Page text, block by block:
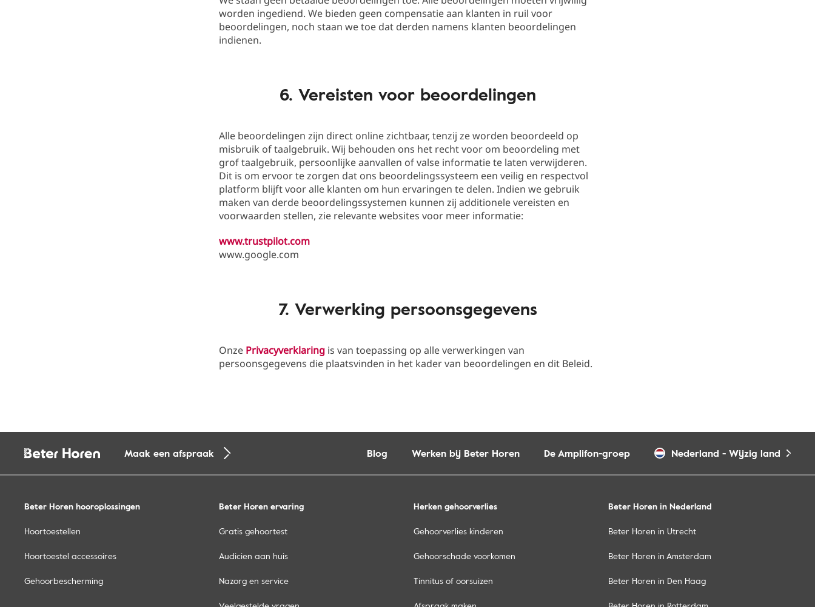
worden ingediend. We bieden geen compensatie aan klanten in ruil voor
beoordelingen, noch staan we toe dat derden namens klanten beoordelingen
indienen.
6. Vereisten voor beoordelingen
Alle beoordelingen zijn direct online zichtbaar, tenzij ze worden beoordeeld op
misbruik of taalgebruik. Wij behouden ons het recht voor om beoordeling met
grof taalgebruik, persoonlijke aanvallen of valse informatie te laten verwijderen.
Dit is om ervoor te zorgen dat ons beoordelingssysteem een veilig en respectvol
platform blijft voor alle klanten om hun ervaringen te delen. Indien we gebruik
maken van derde beoordelingssystemen kunnen zij additionele vereisten en
voorwaarden stellen, zie relevante websites voor meer informatie:
www.trustpilot.com
www.google.com
7. Verwerking persoonsgegevens
Onze Privacyverklaring is van toepassing op alle verwerkingen van
persoonsgegevens die plaatsvinden in het kader van beoordelingen en dit Beleid.
Maak een afspraak Blog Werken bij Beter Horen De Amplifon-groep Nederland - Wijzig land
Beter Horen hooroplossingen
Hoortoestellen
Hoortoestel accessoires
Gehoorbescherming
Beter Horen ervaring
Gratis gehoortest
Audicien aan huis
Nazorg en service
Herken gehoorverlies
Gehoorverlies kinderen
Gehoorschade voorkomen
Tinnitus of oorsuizen
Beter Horen in Nederland
Beter Horen in Utrecht
Beter Horen in Amsterdam
Beter Horen in Den Haag